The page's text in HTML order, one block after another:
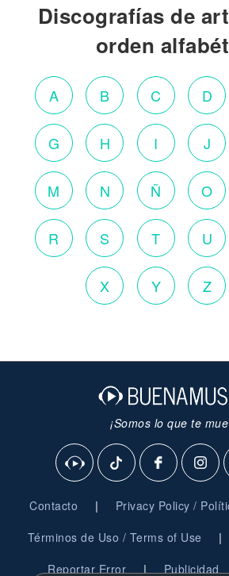
Discografías de
orden
A B C D
G H I J
M N Ñ O
R S T U
X Y Z
¡Somos lo que te
Contacto | Privacy Policy /
Términos de Uso / Terms of Use |
Reportar Error | Publicidad